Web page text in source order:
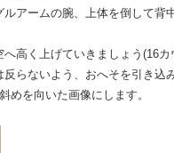
アームの腕、上体を倒して
高く上げていきましょう(16カ
らないよう、おへそを引き込
めを向いた画像にします。